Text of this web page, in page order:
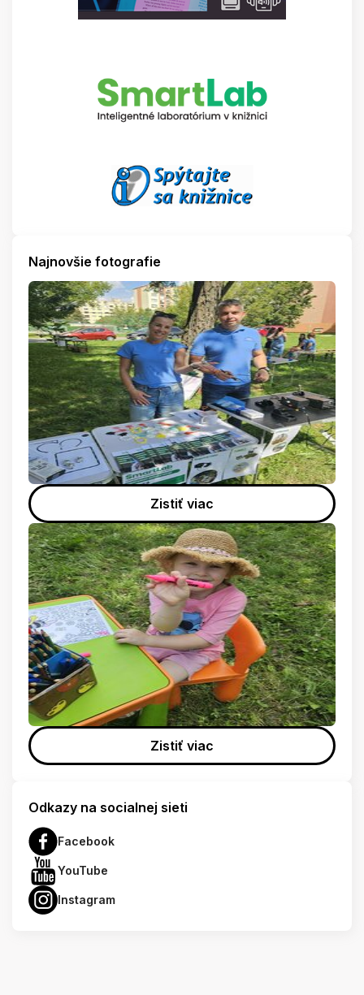
Najnovšie fotografie
Zistiť viac
Zistiť viac
Odkazy na socialnej sieti
Facebook
YouTube
Instagram